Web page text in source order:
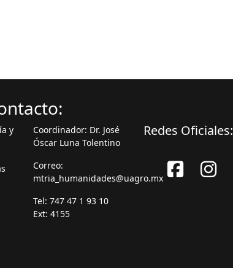
y
Coordinador: Dr. José
Óscar Luna Tolentino
Correo:
mtria_humanidades@uagro.mx
Tel: 747 47 1 93 10
Ext: 4155
Redes Oficiales: